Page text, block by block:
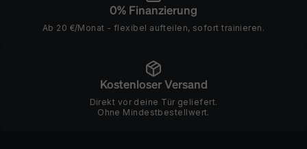
0% Finanzierung
Ab 20 €/Monat - flexibel aufteilen, sofort trainieren.
Kostenloser Versand
Direkt vor deine Tür geliefert.
Ohne Mindestbestellwert.